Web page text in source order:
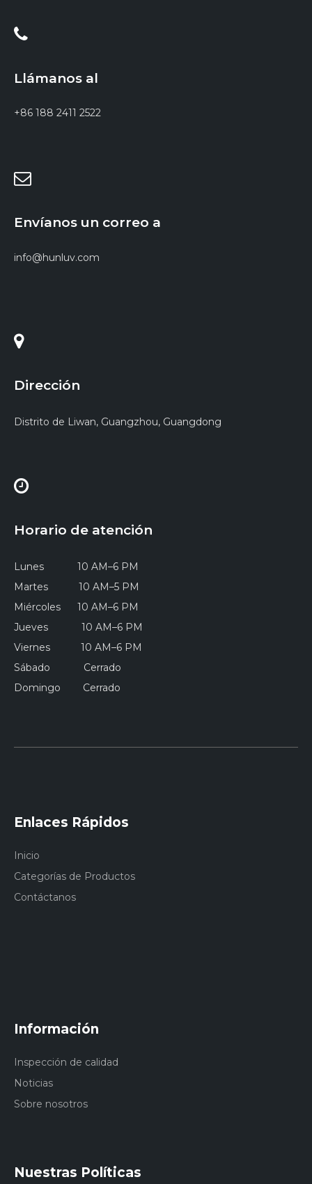
Llámanos al
+86 188 2411 2522
Envíanos un correo a
info@hunluv.com
Dirección
Distrito de Liwan, Guangzhou, Guangdong
Horario de atención
Lunes 10 AM–6 PM
Martes 10 AM–5 PM
Miércoles 10 AM–6 PM
Jueves 10 AM–6 PM
Viernes 10 AM–6 PM
Sábado Cerrado
Domingo Cerrado
Enlaces Rápidos
Inicio
Categorías de Productos
Contáctanos
Información
Inspección de calidad
Noticias
Sobre nosotros
Nuestras Políticas